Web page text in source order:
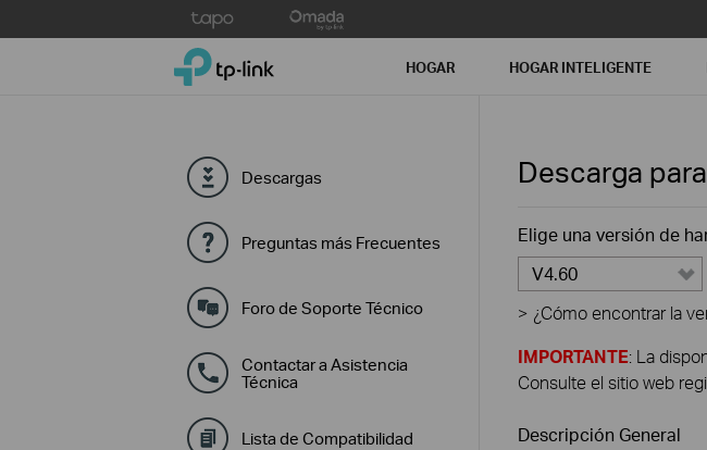
to
TP-Link, Reliably Smart HOGAR HOGAR INTELIGENTE
Descargas
Preguntas más Frecuentes
Foro de Soporte Técnico
Contactar a Asistencia
Técnica
Lista de Compatibilidad
Descarga para
Elige una versión de
V4.60
> ¿Cómo encontrar la
IMPORTANTE: La
Consulte el sitio web
Descripción General